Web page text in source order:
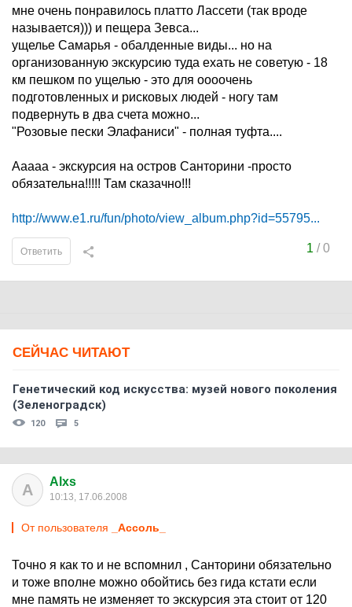
мне очень понравилось платто Лассети (так вроде
называется))) и пещера Зевса...
ущелье Самарья - обалденные виды... но на
организованную экскурсию туда ехать не советую - 18
км пешком по ущелью - это для оооочень
подготовленных и рисковых людей - ногу там
подвернуть в два счета можно...
"Розовые пески Элафаниси" - полная туфта....
Ааааа - экскурсия на остров Санторини -просто
обязательна!!!!! Там сказачно!!!
http://www.e1.ru/fun/photo/view_album.php?id=55795...
1 /0
Ответить
СЕЙЧАС ЧИТАЮТ
Генетический код искусства: музей нового поколения
(Зеленоградск)
120 5
A Alxs
10:13, 17.06.2008
От пользователя _Ассоль_
Точно я как то и не вспомнил , Санторини обязательно
и тоже вполне можно обойтись без гида кстати если
мне память не изменяет то экскурсия эта стоит от 120